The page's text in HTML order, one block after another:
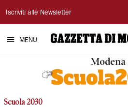
Gazzetta
di
Modena
Iscriviti alle Newsletter
MENU
Modena
Scuola 2030